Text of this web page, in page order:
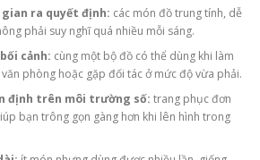
ra quyết định: các món đồ trung tính, dễ
phải suy nghĩ quá nhiều mỗi sáng.
cảnh: cùng một bộ đồ có thể dùng khi làm
phòng hoặc gặp đối tác ở mức độ vừa phải.
định trên môi trường số: trang phục đơn
bạn trông gọn gàng hơn khi lên hình trong